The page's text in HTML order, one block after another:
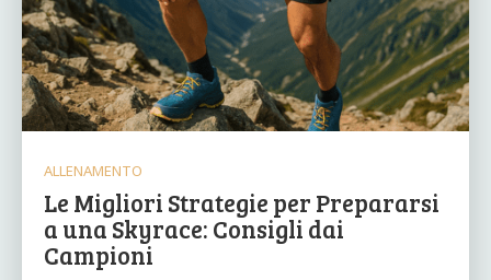
ALLENAMENTO
Le Migliori Strategie per Prepararsi
a una Skyrace: Consigli dai
Campioni